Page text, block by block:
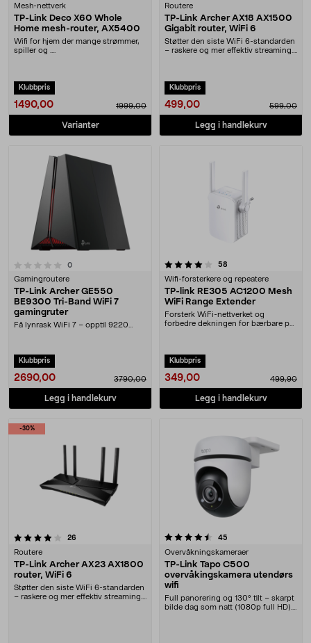
Mesh-nettverk
TP-Link Deco X60 Whole
Home mesh-router, AX5400
Wifi for hjem der mange strømmer,
spiller og ....
Klubbpris
1490,00 1999,00
Varianter
Routere
TP-Link Archer AX18 AX1500
Gigabit router, WiFi 6
Støtter den siste WiFi 6-standarden
– raskere og mer effektiv streaming.
Klubbpris
499,00 599,00
Legg i handlekurv
0anmeldelser
Gamingroutere
TP-Link Archer GE550
BE9300 Tri-Band WiFi 7
gamingruter
Få lynrask WiFi 7 – opptil 9220
Klubbpris
2690,00 3790,00
Legg i handlekurv
4.0 av 5 stjerner 58
Wifi-forsterkere og repeatere
TP-link RE305 AC1200 Mesh
WiFi Range Extender
Forsterk WiFi-nettverket og
forbedre dekningen for bærbare pc-
Klubbpris
349,00 499,90
Legg i handlekurv
-30%
26
Routere
TP-Link Archer AX23 AX1800
router, WiFi 6
Støtter den siste WiFi 6-standarden
– raskere og mer effektiv streaming.
4.5 av 5 stjerner 45
Overvåkningskameraer
TP-Link Tapo C500
overvåkingskamera utendørs
wifi
Full panorering og 130° tilt – skarpt
bilde dag som natt (1080p full HD).